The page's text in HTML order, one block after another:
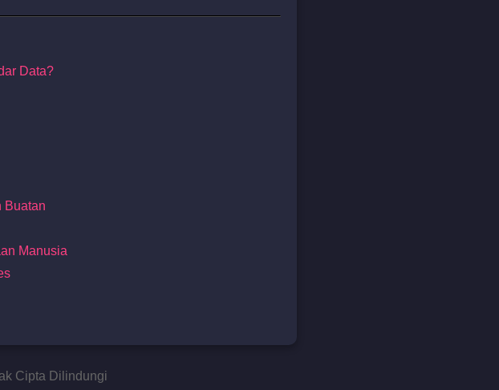
Data?
Buatan
Manusia
Cipta Dilindungi